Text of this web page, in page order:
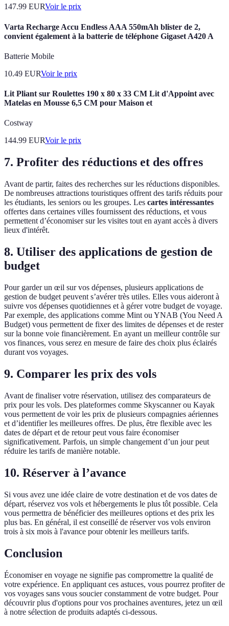
147.99 EURVoir le prix
Varta Recharge Accu Endless AAA 550mAh blister de 2,
convient également à la batterie de téléphone Gigaset A420 A
Batterie Mobile
10.49 EURVoir le prix
Lit Pliant sur Roulettes 190 x 80 x 33 CM Lit d'Appoint avec
Matelas en Mousse 6,5 CM pour Maison et
Costway
144.99 EURVoir le prix
7. Profiter des réductions et des offres
Avant de partir, faites des recherches sur les réductions disponibles.
De nombreuses attractions touristiques offrent des tarifs réduits pour
les étudiants, les seniors ou les groupes. Les cartes intéressantes
offertes dans certaines villes fournissent des réductions, et vous
permettent d’économiser sur les visites tout en ayant accès à divers
lieux d'intérêt.
8. Utiliser des applications de gestion de
budget
Pour garder un œil sur vos dépenses, plusieurs applications de
gestion de budget peuvent s’avérer très utiles. Elles vous aideront à
suivre vos dépenses quotidiennes et à gérer votre budget de voyage.
Par exemple, des applications comme Mint ou YNAB (You Need A
Budget) vous permettent de fixer des limites de dépenses et de rester
sur la bonne voie financièrement. En ayant un meilleur contrôle sur
vos finances, vous serez en mesure de faire des choix plus éclairés
durant vos voyages.
9. Comparer les prix des vols
Avant de finaliser votre réservation, utilisez des comparateurs de
prix pour les vols. Des plateformes comme Skyscanner ou Kayak
vous permettent de voir les prix de plusieurs compagnies aériennes
et d’identifier les meilleures offres. De plus, être flexible avec les
dates de départ et de retour peut vous faire économiser
significativement. Parfois, un simple changement d’un jour peut
réduire les tarifs de manière notable.
10. Réserver à l’avance
Si vous avez une idée claire de votre destination et de vos dates de
départ, réservez vos vols et hébergements le plus tôt possible. Cela
vous permettra de bénéficier des meilleures options et des prix les
plus bas. En général, il est conseillé de réserver vos vols environ
trois à six mois à l'avance pour obtenir les meilleurs tarifs.
Conclusion
Économiser en voyage ne signifie pas compromettre la qualité de
votre expérience. En appliquant ces astuces, vous pourrez profiter de
vos voyages sans vous soucier constamment de votre budget. Pour
découvrir plus d'options pour vos prochaines aventures, jetez un œil
à notre sélection de produits adaptés ci-dessous.